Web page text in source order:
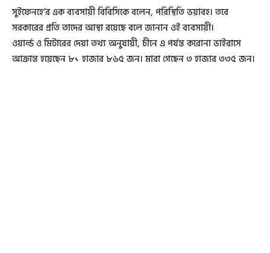
সুইফেনহে’র এক ব্যবসায়ী বিবিসিকে বলেন, পরিস্থিতি ভয়াবহ। তবে
সরকারের প্রতি তাদের আস্থা রয়েছে বলে জানান ওই ব্যবসায়ী।
ওয়ার্ল্ড ও মিটারের দেয়া তথ্য অনুযায়ী, চীনে এ পর্যন্ত করোনা ভাইরাসে
আক্রান্ত হয়েছেন ৮১ হাজার ৮৬৫ জন। মারা গেছেন ৩ হাজার ৩৩৫ জন।